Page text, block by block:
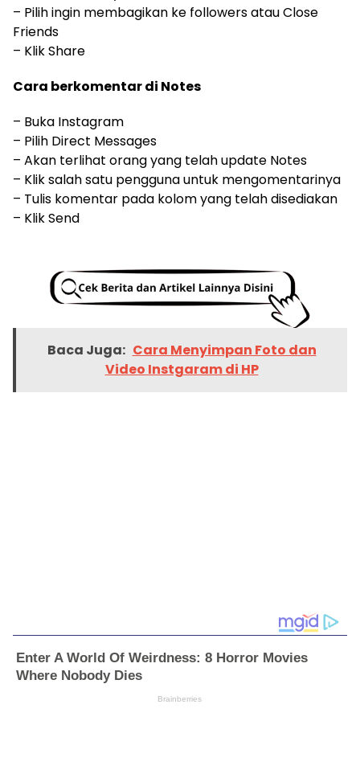
– Pilih ingin membagikan ke followers atau Close
Friends
– Klik Share
Cara berkomentar di Notes
– Buka Instagram
– Pilih Direct Messages
– Akan terlihat orang yang telah update Notes
– Klik salah satu pengguna untuk mengomentarinya
– Tulis komentar pada kolom yang telah disediakan
– Klik Send
Baca Juga: Cara Menyimpan Foto dan
Video Instgaram di HP